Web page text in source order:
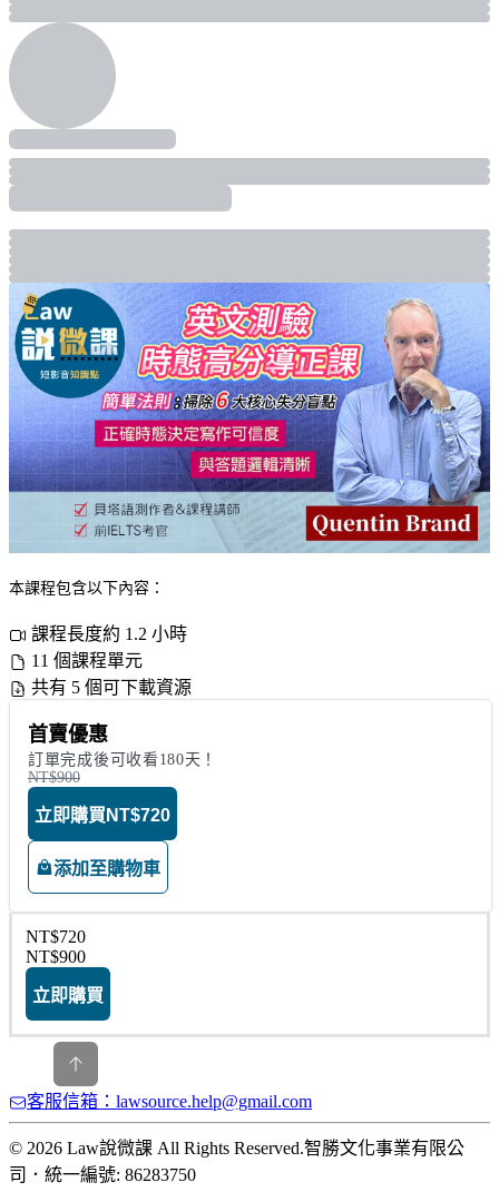
本課程包含以下內容：
課程長度約 1.2 小時
11 個課程單元
共有 5 個可下載資源
首賣優惠
訂單完成後可收看180天！
NT$900
立即購買 NT$720
添加至購物車
NT$720
NT$900
立即購買
客服信箱：lawsource.help@gmail.com
© 2026 Law說微課 All Rights Reserved.智勝文化事業有限公
司 ． 統一編號: 86283750